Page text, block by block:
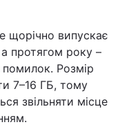
щорічно випускає
протягом року –
помилок. Розмір
7–16 ГБ, тому
звільняти місце